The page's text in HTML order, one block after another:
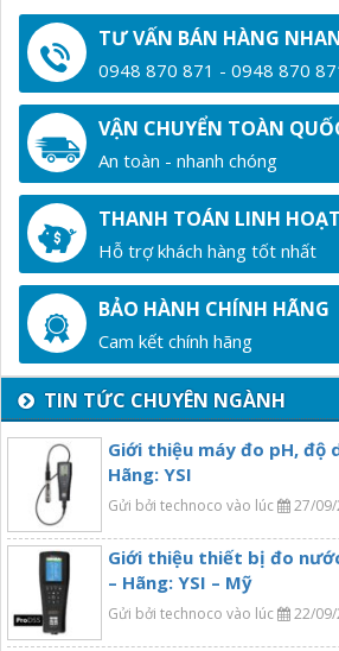
TƯ VẤN BÁN HÀNG
0948 870 871 - 0948 870
VẬN CHUYỂN TOÀN
An toàn - nhanh chóng
THANH TOÁN LINH HOẠT
Hỗ trợ khách hàng tốt nhất
BẢO HÀNH CHÍNH HÃNG
Cam kết chính hãng
TIN TỨC CHUYÊN NGÀNH
Giới thiệu máy đo pH, độ
Hãng: YSI
Gửi bởi technoco vào lúc 27/
Giới thiệu thiết bị đo
– Hãng: YSI – Mỹ
Gửi bởi technoco vào lúc 22/